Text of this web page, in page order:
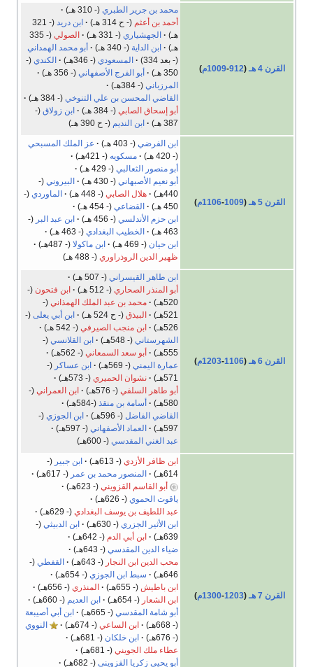
القرن 4 هـ (
912
-1009م )
محمد بن جرير الطبري (- 310 هـ)
أحمد بن أعثم (- ح 314 هـ) ابن دريد
(- 321
هـ)
الجهشياري (- 331 هـ) الصولي
(- 335
هـ)
ابن الداية (- 340 هـ)
أبو محمد الهمداني
(- بعد 334)
المسعودي (- 346هـ) الكندي (-
350 هـ)
أبو الفرج الأصفهاني (- 356 هـ)
المرزباني (- 384هـ)
القاضي المحسن بن علي التنوخي (- 384 هـ)
أبو إسحاق الصابي (- 384 هـ) ابن زولاق (-
387 هـ)
ابن النديم (- ح 390 هـ)
القرن 5 هـ (
1009
-1106م )
ابن الفرضي (- 403 هـ)
عز الملك المسبحي
(- 420 هـ)
مسكويه (- 421هـ)
أبو منصور الثعالبي (- 429 هـ)
أبو نعيم الأصبهاني (- 430 هـ) البيروني (-
440هـ)
هلال الصابي (- 448 هـ) الماوردي (-
450 هـ)
القضاعي (- 454 هـ)
ابن حزم الأندلسي (- 456 هـ) ابن عبد البر (-
463 هـ)
الخطيب البغدادي (- 463 هـ)
ابن حيان (- 469 هـ) ابن ماكولا (- 487هـ)
ظهير الدين الروذراوري (- 488 هـ)
القرن 6 هـ (
1106
-1203م )
ابن طاهر القيسراني (- 507 هـ)
أبو المنذر الصحاري (- 512 هـ) ابن فتحون (-
520هـ)
محمد بن عبد الملك الهمذاني (-
521هـ)
البيذق (- ح 524 هـ) ابن أبي يعلى (-
526هـ)
ابن منجب الصيرفي (- 542 هـ)
الشهرستاني (- 548هـ) ابن القلانسي (-
555هـ)
أبو سعد السمعاني (- 562هـ)
عمارة اليمني (- 569هـ) ابن عساكر (-
571هـ)
نشوان الحميري (- 573هـ)
أبو طاهر السلفي (- 576هـ) ابن العمراني (-
580هـ)
أسامة بن منقذ (-584هـ)
القاضي الفاضل (- 596هـ) ابن الجوزي (-
597هـ)
العماد الأصفهاني (- 597هـ)
عبد الغني المقدسي (- 600هـ)
القرن 7 هـ (
1203
-1300م )
ابن ظافر الأزدي (- 613هـ) ابن جبير (-
614هـ)
المنصور محمد بن عمر (- 617هـ)
أبو القاسم القزويني (- 623هـ)
ياقوت الحموي (- 626هـ)
عبد اللطيف بن يوسف البغدادي (- 629هـ)
ابن الأثير الجزري (- 630هـ) ابن الدبيثي (-
639هـ)
ابن أبي الدم (- 642هـ)
ضياء الدين المقدسي (- 643هـ)
محب الدين ابن النجار (- 643هـ) القفطي (-
646هـ)
سبط ابن الجوزي (- 654هـ)
ابن باطيش (- 655هـ) المنذري (- 656هـ)
ابن الشعار (- 654هـ) ابن العديم (- 660هـ)
أبو شامة المقدسي (- 665هـ)
ابن أبي أصيبعة
(- 668هـ)
ابن الساعي (- 674هـ)
النووي
(- 676هـ)
ابن خلكان (- 681هـ)
عطاء ملك الجويني (- 681هـ)
أبو يحيى زكريا القزويني (- 682هـ)